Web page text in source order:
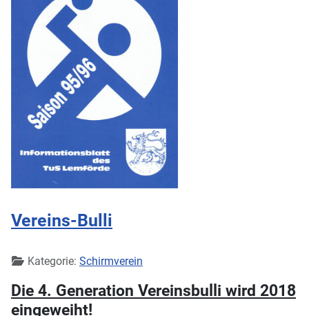
Vereins-Bulli
Kategorie: Schirmverein
Die 4. Generation Vereinsbulli wird 2018
eingeweiht!